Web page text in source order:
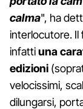
calma", ha
interlocutore. Il
infattiuna
edizioni
velocissimi,
dilungarsi,